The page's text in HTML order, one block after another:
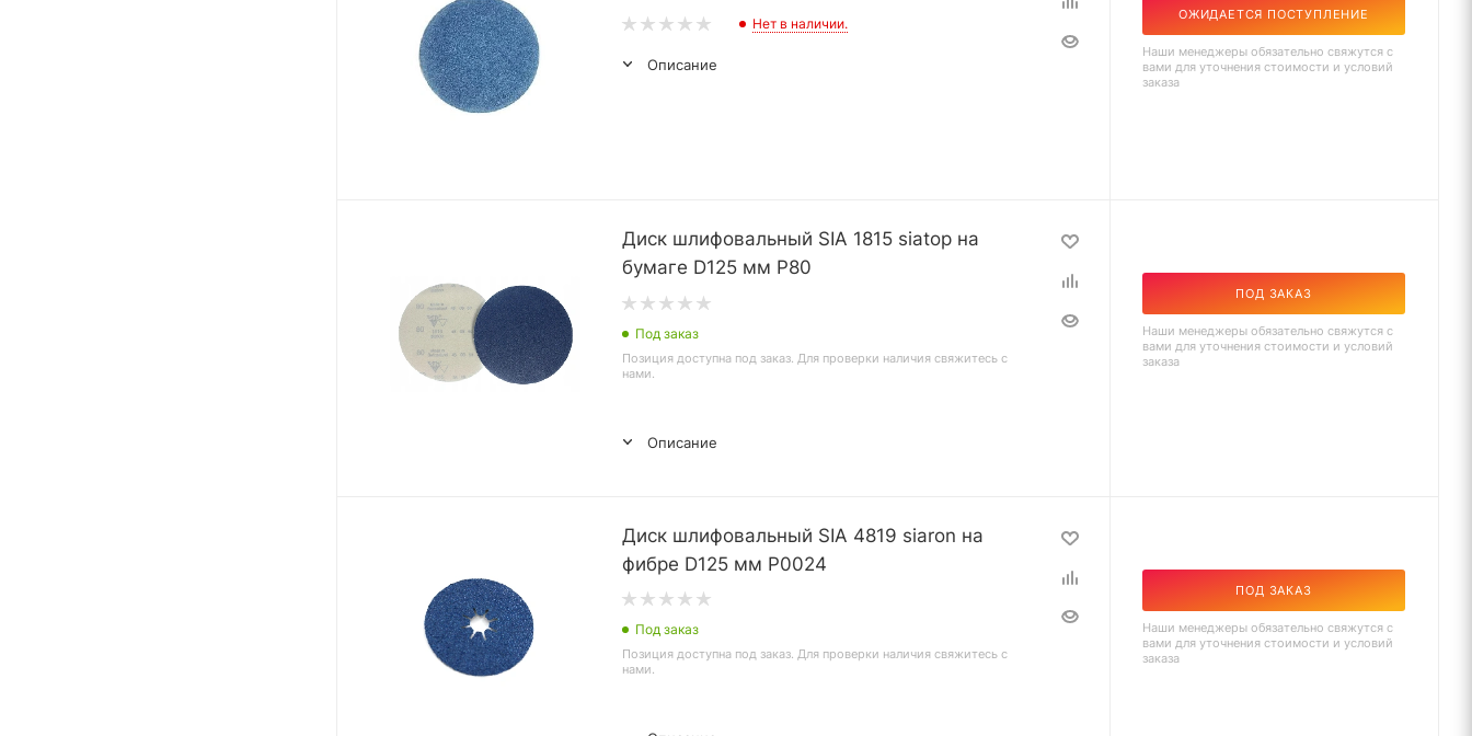
Нет в наличии.
Описание
ОЖИДАЕТСЯ ПОСТУПЛЕНИЕ
Наши менеджеры обязательно свяжутся с
вами для уточнения стоимости и условий
заказа
Диск шлифовальный SIA 1815 siatop на
бумаге D125 мм Р80
Под заказ
Позиция доступна под заказ. Для проверки наличия свяжитесь с
нами.
Описание
ПОД ЗАКАЗ
Наши менеджеры обязательно свяжутся с
вами для уточнения стоимости и условий
заказа
Диск шлифовальный SIA 4819 siaron на
фибре D125 мм P0024
Под заказ
Позиция доступна под заказ. Для проверки наличия свяжитесь с
нами.
ПОД ЗАКАЗ
Наши менеджеры обязательно свяжутся с
вами для уточнения стоимости и условий
заказа